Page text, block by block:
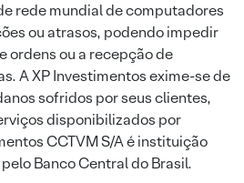
rede mundial de computadores
ou atrasos, podendo impedir
ordens ou a recepção de
A XP Investimentos exime-se de
sofridos por seus clientes,
disponibilizados por
CCTVM S/A é instituição
Banco Central do Brasil.